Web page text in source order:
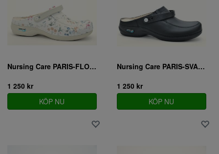
Nursing Care PARIS-FLOWER
1 250 kr
KÖP NU
Nursing Care PARIS-SVART
1 250 kr
KÖP NU